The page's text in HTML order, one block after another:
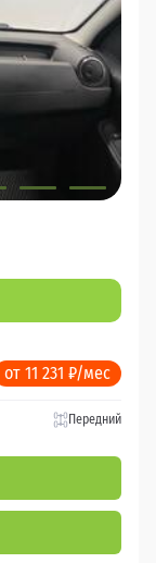
от 11 231 ₽/мес
Передний